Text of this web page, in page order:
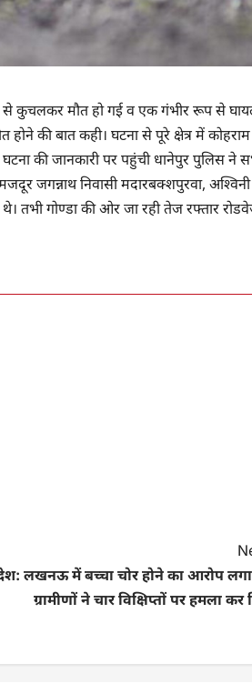
से कुचलकर मौत हो गई व एक गंभीर रूप से
की बात कही। घटना से पूरे क्षेत्र में कोहराम
की जानकारी पर पहुंची धानेपुर पुलिस ने
जगन्नाथ निवासी मदारबक्शपुरवा, अश्विनी
तभी गोण्डा की ओर जा रही तेज रफ्तार
लखनऊ में बच्चा चोर होने का आरोप
ग्रामीणों ने चार विक्षिप्तों पर हमला कर